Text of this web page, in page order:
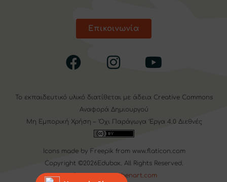
Επικοινωνία
Icons made by Freepik from www.flaticon.com
Copyright ©2026Edubox. All Rights Reserved.
webenart.com
Το εκπαιδευτικό υλικό διατίθεται με άδεια Creative Commons
Αναφορά Δημιουργού
Μη Εμπορική Χρήση – Όχι Παράγωγα Έργα 4.0 Διεθνές